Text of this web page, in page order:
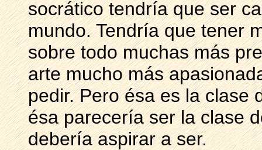
socrático tendría que ser
mundo. Tendría que tener
sobre todo muchas más
arte mucho más
pedir. Pero ésa es la clase
ésa parecería ser la clase
debería aspirar a ser.